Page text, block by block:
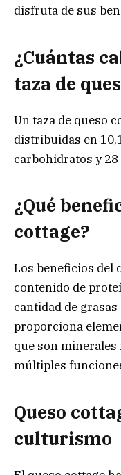
disfruta de sus
¿Cuántas
taza de
Un taza de queso
distribuidas en
carbohidratos y
¿Qué
cottage?
Los beneficios del
contenido de
cantidad de
proporciona
que son
múltiples
Queso
culturismo